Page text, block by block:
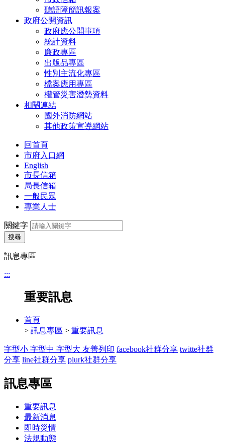
聽語障簡訊報案
政府公開資訊
政府應公開事項
統計資料
廉政專區
出版品專區
性別主流化專區
檔案應用專區
權管災害潛勢資料
相關連結
國外消防網站
其他政策宣導網站
回首頁
市府入口網
English
市長信箱
局長信箱
一般民眾
專業人士
關鍵字
搜尋
訊息專區
:::
重要訊息
首頁
> 訊息專區 > 重要訊息
字型小 字型中 字型大 友善列印 facebook社群分享 twitte社群
分享 line社群分享 plurk社群分享
訊息專區
重要訊息
最新消息
即時災情
法規動態